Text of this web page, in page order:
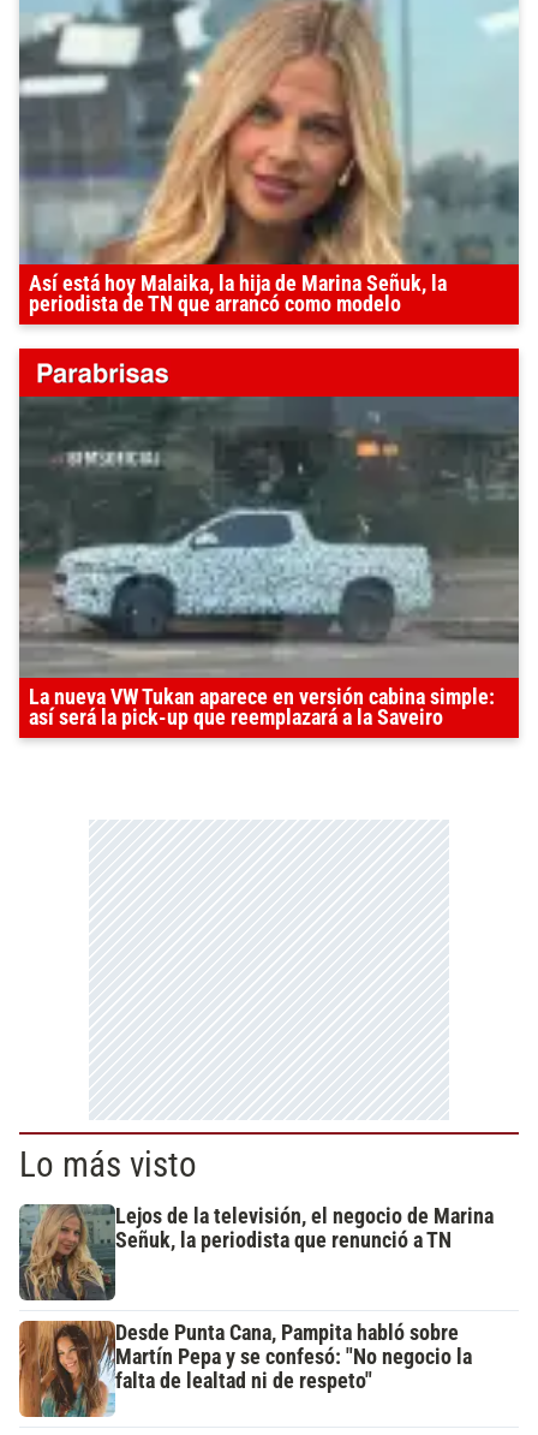
Así está hoy Malaika, la hija de Marina Señuk, la
periodista de TN que arrancó como modelo
La nueva VW Tukan aparece en versión cabina simple:
así será la pick-up que reemplazará a la Saveiro
Lo más visto
Lejos de la televisión, el negocio de Marina
Señuk, la periodista que renunció a TN
Desde Punta Cana, Pampita habló sobre
Martín Pepa y se confesó: "No negocio la
falta de lealtad ni de respeto"